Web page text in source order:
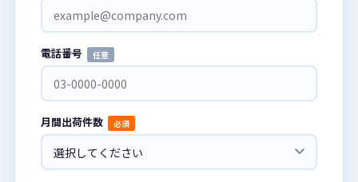
電話番号 任意
月間出荷件数 必須